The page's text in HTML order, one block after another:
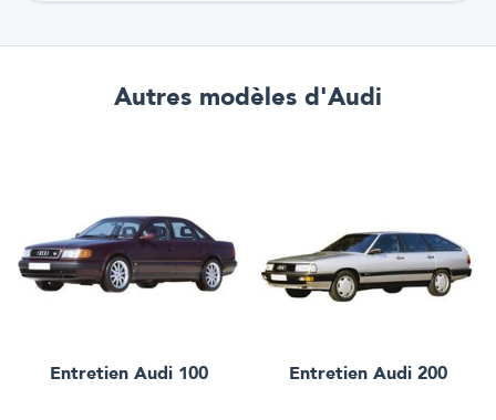
Autres modèles d'Audi
Entretien Audi 100 Entretien Audi 200